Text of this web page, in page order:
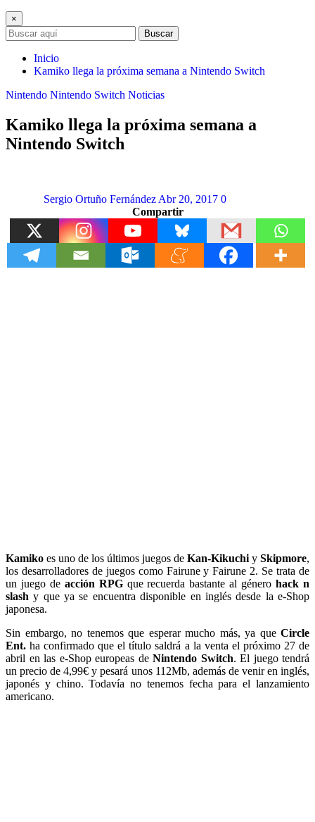
×
Buscar
Inicio
Kamiko llega la próxima semana a Nintendo Switch
Nintendo Nintendo Switch Noticias
Kamiko llega la próxima semana a
Nintendo Switch
Sergio Ortuño Fernández Abr 20, 2017 0
Compartir
Kamiko es uno de los últimos juegos de Kan-Kikuchi y Skipmore,
los desarrolladores de juegos como Fairune y Fairune 2. Se trata de
un juego de acción RPGque recuerda bastante al génerohack n
slash y que ya se encuentra disponible en inglés desde la e-Shop
japonesa.
Sin embargo, no tenemos que esperar mucho más, ya queCircle
Ent. ha confirmado que el título saldrá a la venta el próximo 27 de
abril en las e-Shop europeas de Nintendo Switch. El juego tendrá
un precio de 4,99€ y pesará unos 112Mb, además de venir en inglés,
japonés y chino. Todavía no tenemos fecha para el lanzamiento
americano.